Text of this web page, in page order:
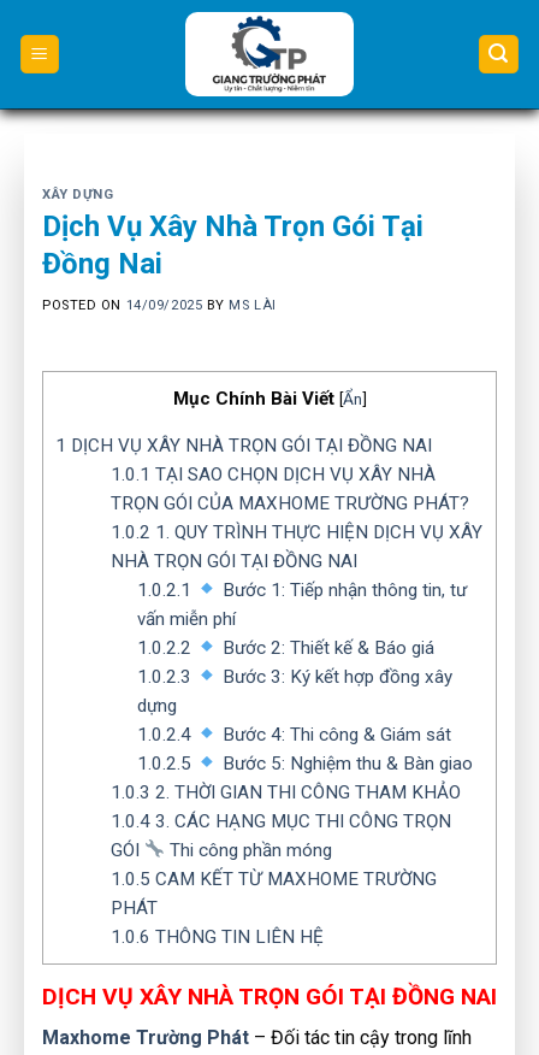
content
XÂY DỰNG
Dịch Vụ Xây Nhà Trọn Gói Tại
Đồng Nai
POSTED ON 14/09/2025 BY MS LÀI
Mục Chính Bài Viết [Ẩn]
1 DỊCH VỤ XÂY NHÀ TRỌN GÓI TẠI ĐỒNG NAI
1.0.1 TẠI SAO CHỌN DỊCH VỤ XÂY NHÀ
TRỌN GÓI CỦA MAXHOME TRƯỜNG PHÁT?
1.0.2 1. QUY TRÌNH THỰC HIỆN DỊCH VỤ XÂY
NHÀ TRỌN GÓI TẠI ĐỒNG NAI
1.0.2.1
Bước 1: Tiếp nhận thông tin, tư
vấn miễn phí
1.0.2.2
Bước 2: Thiết kế & Báo giá
1.0.2.3
Bước 3: Ký kết hợp đồng xây
dựng
1.0.2.4
Bước 4: Thi công & Giám sát
1.0.2.5
Bước 5: Nghiệm thu & Bàn giao
1.0.3 2. THỜI GIAN THI CÔNG THAM KHẢO
1.0.43. CÁC HẠNG MỤC THI CÔNG TRỌN
GÓI
Thi công phần móng
1.0.5 CAM KẾT TỪ MAXHOME TRƯỜNG
PHÁT
1.0.6 THÔNG TIN LIÊN HỆ
DỊCH VỤ XÂY NHÀ TRỌN GÓI TẠI ĐỒNG NAI
Maxhome Trường Phát – Đối tác tin cậy trong lĩnh